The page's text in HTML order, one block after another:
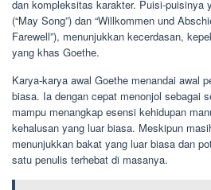
dan kompleksitas karakter. Puisi-puisinya
(“May Song”) dan “Willkommen und
Farewell”), menunjukkan kecerdasan,
yang khas Goethe.
Karya-karya awal Goethe menandai awal
biasa. Ia dengan cepat menonjol sebagai
mampu menangkap esensi kehidupan
kehalusan yang luar biasa. Meskipun
menunjukkan bakat yang luar biasa dan
satu penulis terhebat di masanya.